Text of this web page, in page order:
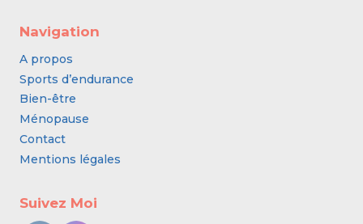
Navigation
A propos
Sports d’endurance
Bien-être
Ménopause
Contact
Mentions légales
Suivez Moi